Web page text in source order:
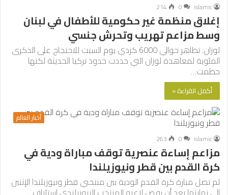
islamic
0
214
إغلاق منظمة غير حكومية للأطفال في لبنان
وسط مزاعم تهريب وتحرش جنسي
لوزان: تظاهر حوالي 6000 كردي يوم السبت للاحتجاج على الذكرى
المئوية لمعاهدة لوزان التي حددت حدود تركيا الحديثة لكنها
حطمت…
أكمل القراءة »
أخبار العالم
islamic
0
263
مزاعم إساءة عنصرية توقف مباراة ودية في
كرة القدم بين قطر ونيوزيلندا
لم تصل مبارة كرة القدم الودية بين منتخبي قطر ونيوزيلندا الإثنين